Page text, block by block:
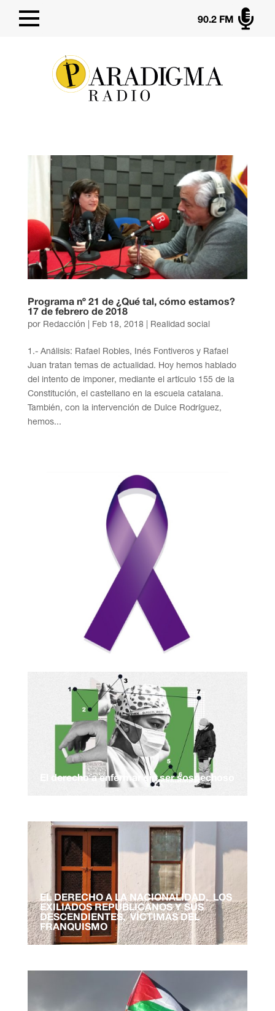

90.2 FM
Programa nº 21 de ¿Qué tal, cómo estamos?
17 de febrero de 2018
por Redacción Feb 18, 2018 Realidad social
1.- Análisis: Rafael Robles, Inés Fontiveros y Rafael
Juan tratan temas de actualidad. Hoy hemos hablado
del intento de imponer, mediante el artículo 155 de la
Constitución, el castellano en la escuela catalana.
También, con la intervención de Dulce Rodríguez,
hemos...
El derecho a enfermar sin ser sospechoso
EL DERECHO A LA NACIONALIDAD. LOS
EXILIADOS REPUBLICANOS Y SUS
DESCENDIENTES, VÍCTIMAS DEL
FRANQUISMO